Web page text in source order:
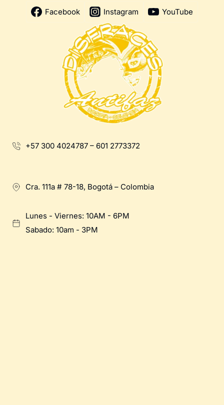
Facebook Instagram YouTube
+57 300 4024787 – 601 2773372
Cra. 111a # 78-18, Bogotá – Colombia
Lunes - Viernes: 10AM - 6PM
Sabado: 10am - 3PM